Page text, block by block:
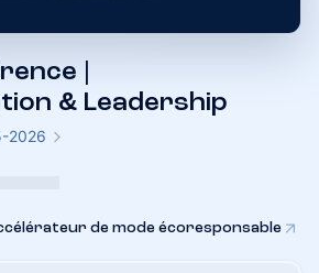
|
& Leadership
2026
de mode écoresponsable